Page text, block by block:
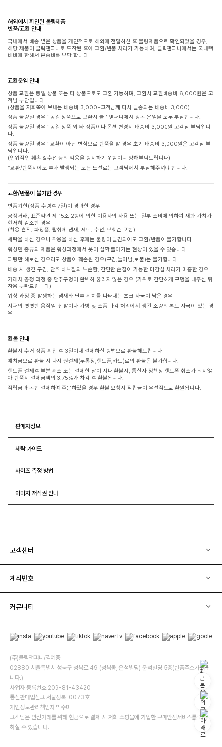
해외에서 확인된 불량제품
반품/교환 안내
국내에서 배송 받은 상품을 개인적으로 해외에 전달하신 후 불량제품으로 확인되었을 경우,
해당 제품이 클릭앤퍼니로 도착된 후에 교환/반품 처리가 가능하며, 클릭앤퍼니에서는 국내택
배비에 한해서 운송비를 부담 합니다
교환운임 안내
상품 교환은 동일 상품 또는 타 상품으로도 교환 가능하며, 교환시 교환배송비 6,000원은 고
객님 부담입니다.
(상품을 저희쪽에 보내는 배송비 3,000+고객님께 다시 발송되는 배송비 3,000)
상품 불량일 경우 : 동일 상품으로 교환시 클릭앤퍼니에서 왕복 운임을 모두 부담합니다.
상품 불량일 경우 : 동일 상품 외 타 상품이나 옵션 변경시 배송비 3,000원 고객님 부담입니
다.
상품 불량일 경우 : 교환이 아닌 변심으로 반품을 할 경우 초기 배송비 3,000원은 고객님 부
담입니다.
(인위적인 훼손 & 수선 등의 악용을 방지하기 위함이니 양해부탁드립니다)
*교환/반품시에도 추가 발생되는 모든 도선료는 고객님께서 부담해주셔야 합니다.
교환/반품이 불가한 경우
반품기한(상품 수령후 7일)이 경과한 경우
공정거래, 표준약관 제 15조 2항에 의한 이용자의 사용 또는 일부 소비에 의하여 재화 가치가
현저히 감소한 경우
(착용 흔적, 화장품, 탈취제 냄새, 세탁, 수선, 택훼손 포함)
세탁을 하신 경우나 착용을 하신 후에는 불량이 발견되어도 교환/반품이 불가합니다.
워싱면 종류의 제품은 워싱과정에서 옷이 살짝 돌아가는 현상이 있을 수 있습니다.
피팅만 해보신 경우라도 상품이 훼손된 경우(구김,늘어남,보풀)는 불가합니다.
배송 시 생긴 구김, 단추 바느질의 느슨함, 간단한 손질이 가능한 마감실 처리가 미흡한 경우
거래처 공정 과정 중 단추구멍이 완벽히 뚫리지 않은 경우 (가위로 간단하게 구멍을 내주신 뒤
착용 부탁드립니다)
워싱 과정 중 발생하는 냄새와 단추 위치를 나타내는 초크 자국이 남은 경우
지퍼의 뻣뻣한 움직임, 신발이나 가방 및 소품 마감 처리에서 생긴 소량의 본드 자국이 있는 경
우
환불 안내
환불시 수거 상품 확인 후 3일이내 결제하신 방법으로 환불해드립니다
예치금으로 환불 시 다시 원결제(무통장,핸드폰,카드)로의 환불은 불가합니다.
핸드폰 결제후 부분 취소 또는 결제한 달이 지나 환불시, 통신사 정책상 핸드폰 취소가 되지않
아 반품시 결제금액의 3.75%가 차감 후 환불됩니다.
적립금과 복합 결제하여 주문하였을 경우 환불 요청시 적립금이 우선적으로 환원됩니다.
판매자정보
세탁 가이드
사이즈 측정 방법
이미지 저작권 안내
고객센터
계좌번호
커뮤니티
(주)클릭앤퍼니/김예중
02880 서울특별시 성북구 성북로 49 (성북동, 운석빌딩) 운석빌딩 5층(반품주소가 아닙
니다.)
사업자 등록번호 209-81-43420
통신판매업신고 서울성북-0073호
개인정보관리책임자 박수미
고객님은 안전거래를 위해 현금으로 결제 시 저희 소핑몰에 가입한 구매안전서비스를 이용
하실 수 있습니다.